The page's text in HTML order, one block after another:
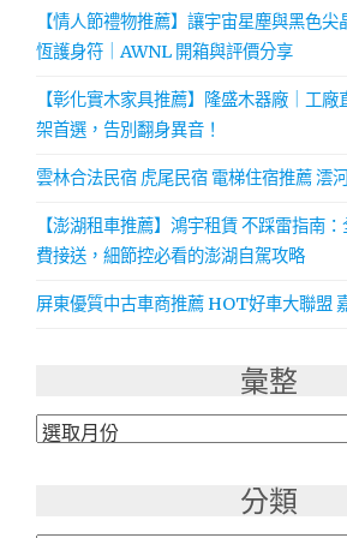
【情人節禮物推薦】讓宇宙星塵與黑色
恆護身符｜AWNL 開箱與評價分享
【彰化實木家具推薦】隆盛木器廠｜工
架首選，告別翻身異音！
雲林合法民宿 虎尾民宿 電梯住宿推薦 澐
【澎湖租車推薦】鴻宇租賃 不踩雷指南
費接送，細節控必看的澎湖自駕攻略
屏東優質中古車商推薦 HOT好車大聯盟
彙整
彙
分類